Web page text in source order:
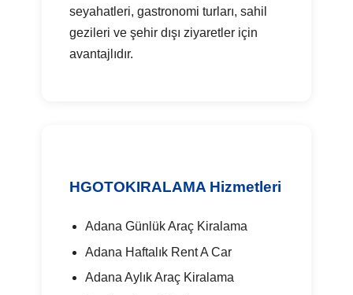
seyahatleri, gastronomi turları, sahil
gezileri ve şehir dışı ziyaretler için
avantajlıdır.
HGOTOKIRALAMA Hizmetleri
Adana Günlük Araç Kiralama
Adana Haftalık Rent A Car
Adana Aylık Araç Kiralama